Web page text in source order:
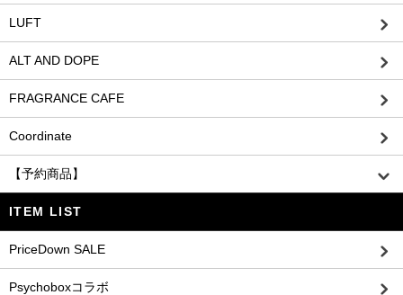
LUFT
ALT AND DOPE
FRAGRANCE CAFE
Coordinate
【予約商品】
ITEM LIST
PriceDown SALE
Psychoboxコラボ